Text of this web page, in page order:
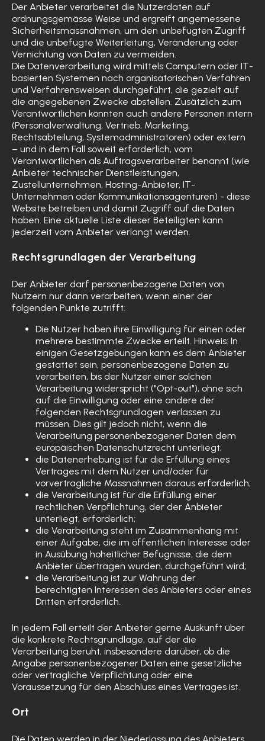
Der Anbieter verarbeitet die Nutzerdaten auf
ordnungsgemässe Weise und ergreift angemessene
Sicherheitsmassnahmen, um den unbefugten Zugriff
und die unbefugte Weiterleitung, Veränderung oder
Vernichtung von Daten zu vermeiden.
Die Datenverarbeitung wird mittels Computern oder IT-
basierten Systemen nach organisatorischen Verfahren
und Verfahrensweisen durchgeführt, die gezielt auf
die angegebenen Zwecke abstellen. Zusätzlich zum
Verantwortlichen könnten auch andere Personen intern
(Personalverwaltung, Vertrieb, Marketing,
Rechtsabteilung, Systemadministratoren) oder extern
– und in dem Fall soweit erforderlich, vom
Verantwortlichen als Auftragsverarbeiter benannt (wie
Anbieter technischer Dienstleistungen,
Zustellunternehmen, Hosting-Anbieter, IT-
Unternehmen oder Kommunikationsagenturen) - diese
Website betreiben und damit Zugriff auf die Daten
haben. Eine aktuelle Liste dieser Beteiligten kann
jederzeit vom Anbieter verlangt werden.
Rechtsgrundlagen der Verarbeitung
Der Anbieter darf personenbezogene Daten von
Nutzern nur dann verarbeiten, wenn einer der
folgenden Punkte zutrifft:
Die Nutzer haben ihre Einwilligung für einen oder
mehrere bestimmte Zwecke erteilt. Hinweis: In
einigen Gesetzgebungen kann es dem Anbieter
gestattet sein, personenbezogene Daten zu
verarbeiten, bis der Nutzer einer solchen
Verarbeitung widerspricht ("Opt-out"), ohne sich
auf die Einwilligung oder eine andere der
folgenden Rechtsgrundlagen verlassen zu
müssen. Dies gilt jedoch nicht, wenn die
Verarbeitung personenbezogener Daten dem
europäischen Datenschutzrecht unterliegt;
die Datenerhebung ist für die Erfüllung eines
Vertrages mit dem Nutzer und/oder für
vorvertragliche Massnahmen daraus erforderlich;
die Verarbeitung ist für die Erfüllung einer
rechtlichen Verpflichtung, der der Anbieter
unterliegt, erforderlich;
die Verarbeitung steht im Zusammenhang mit
einer Aufgabe, die im öffentlichen Interesse oder
in Ausübung hoheitlicher Befugnisse, die dem
Anbieter übertragen wurden, durchgeführt wird;
die Verarbeitung ist zur Wahrung der
berechtigten Interessen des Anbieters oder eines
Dritten erforderlich.
In jedem Fall erteilt der Anbieter gerne Auskunft über
die konkrete Rechtsgrundlage, auf der die
Verarbeitung beruht, insbesondere darüber, ob die
Angabe personenbezogener Daten eine gesetzliche
oder vertragliche Verpflichtung oder eine
Voraussetzung für den Abschluss eines Vertrages ist.
Ort
Die Daten werden in der Niederlassung des Anbieters